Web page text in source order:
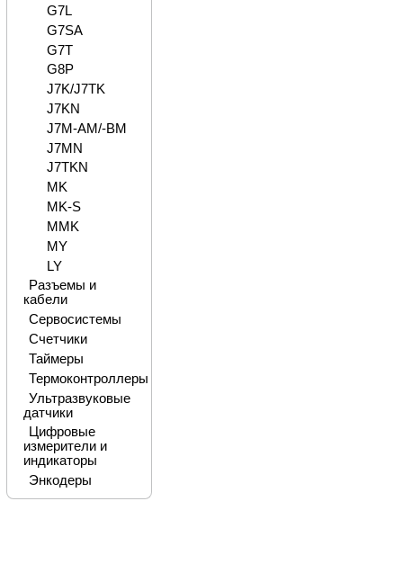
G7L
G7SA
G7T
G8P
J7K/J7TK
J7KN
J7M-AM/-BM
J7MN
J7TKN
MK
MK-S
MMK
MY
LY
Разъемы и
кабели
Сервосистемы
Счетчики
Таймеры
Термоконтроллеры
Ультразвуковые
датчики
Цифровые
измерители и
индикаторы
Энкодеры